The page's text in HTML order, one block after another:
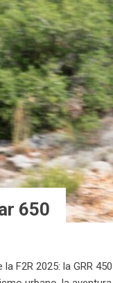
650
F2R 2025: la GRR 450